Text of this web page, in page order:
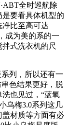
全时巡航除
要看具体机型的
净比至高可达
成为美的系的一
式洗衣机的尺
列，所以还有一
色结果更好，脱
也见过，“蓝氧
乌梅3.0系列这几
材质等方面有必